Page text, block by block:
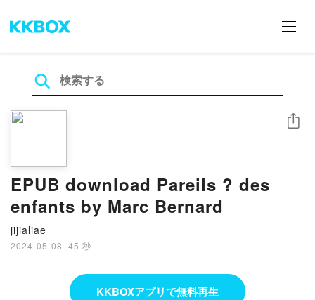
EPUB download Pareils ? des
enfants by Marc Bernard
jijialiae
2024-05-08 · 45 秒
シェア
KKBOXアプリで無料再生